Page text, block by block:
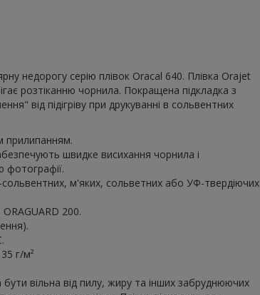
недорогу серію плівок Oracal 640. Плівка Orajet
розтіканню чорнила. Покращена підкладка з
від підігріву при друкуванні в сольвентних
прилипанням.
швидке висихання чорнила і
фотографії.
м'яких, сольветних або УФ-твердіючих
200.
г/м²
вільна від пилу, жиру та інших забруднюючих